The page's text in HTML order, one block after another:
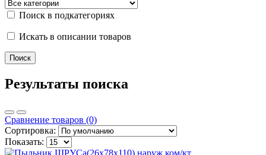
Поиск в подкатегориях
Искать в описании товаров
Результаты поиска
Сравнение товаров (0)
Сортировка:
Показать: